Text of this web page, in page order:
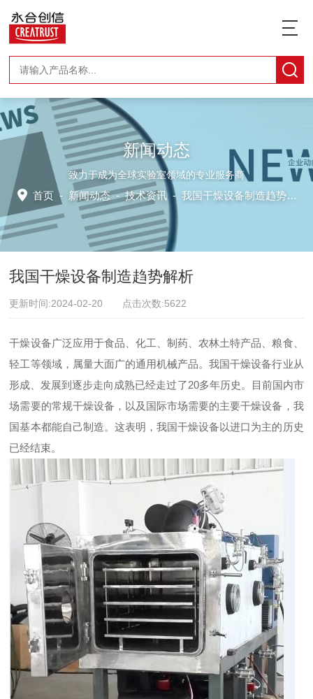
新闻动态
致力于成为全球实验室领域的专业服务商
首页 - 新闻动态-技术资讯 -我国干燥设备制造趋势解析
我国干燥设备制造趋势解析
更新时间:2024-02-20 点击次数:5622
干燥设备广泛应用于食品、化工、制药、农林土特产品、粮食、
轻工等领域，属量大面广的通用机械产品。我国干燥设备行业从
形成、发展到逐步走向成熟已经走过了20多年历史。目前国内市
场需要的常规干燥设备，以及国际市场需要的主要干燥设备，我
国基本都能自己制造。这表明，我国干燥设备以进口为主的历史
已经结束。